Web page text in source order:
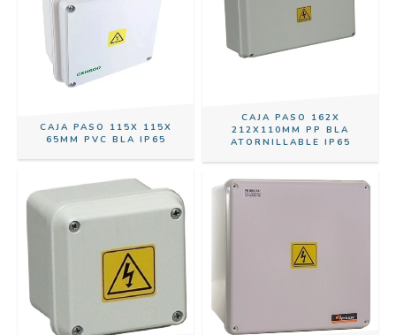
CAJA PASO 115X 115X
65MM PVC BLA IP65
CAJA PASO 162X
212X110MM PP BLA
ATORNILLABLE IP65